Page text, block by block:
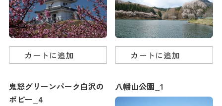
カートに追加 カートに追加
鬼怒グリーンパーク白沢の
ポピー_4
八幡山公園_1